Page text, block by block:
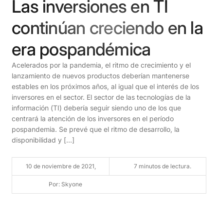
Las inversiones en TI
continúan creciendo en la
era pospandémica
Acelerados por la pandemia, el ritmo de crecimiento y el
lanzamiento de nuevos productos deberían mantenerse
estables en los próximos años, al igual que el interés de los
inversores en el sector. El sector de las tecnologías de la
información (TI) debería seguir siendo uno de los que
centrará la atención de los inversores en el período
pospandemia. Se prevé que el ritmo de desarrollo, la
disponibilidad y […]
10 de noviembre de 2021, 7 minutos de lectura.
Por: Skyone